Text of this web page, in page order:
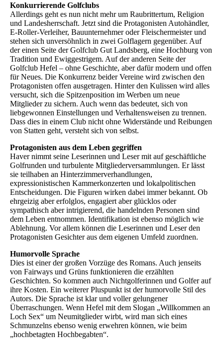
Konkurrierende Golfclubs
Allerdings geht es nun nicht mehr um Raubrittertum, Religion
und Landesherrschaft. Jetzt sind die Protagonisten Autohändler,
E-Roller-Verleiher, Bauunternehmer oder Fleischermeister und
stehen sich unversöhnlich in zwei Golflagern gegenüber. Auf
der einen Seite der Golfclub Gut Landsberg, eine Hochburg von
Tradition und Ewiggestrigem. Auf der anderen Seite der
Golfclub Hefel – ohne Geschichte, aber dafür modern und offen
für Neues. Die Konkurrenz beider Vereine wird zwischen den
Protagonisten offen ausgetragen. Hinter den Kulissen wird alles
versucht, sich die Spitzenposition im Werben um neue
Mitglieder zu sichern. Auch wenn das bedeutet, sich von
liebgewonnen Einstellungen und Verhaltensweisen zu trennen.
Dass dies in einem Club nicht ohne Widerstände und Reibungen
von Statten geht, versteht sich von selbst.
Protagonisten aus dem Leben gegriffen
Haver nimmt seine Leserinnen und Leser mit auf geschäftliche
Golfrunden und turbulente Mitgliederversammlungen. Er lässt
sie teilhaben an Hinterzimmerverhandlungen,
expressionistischen Kammerkonzerten und lokalpolitischen
Entscheidungen. Die Figuren wirken dabei immer bekannt. Ob
ehrgeizig aber erfolglos, engagiert aber glücklos oder
sympathisch aber intrigierend, die handelnden Personen sind
dem Leben entnommen. Identifikation ist ebenso möglich wie
Ablehnung. Vor allem können die Leserinnen und Leser den
Protagonisten Gesichter aus dem eigenen Umfeld zuordnen.
Humorvolle Sprache
Dies ist einer der großen Vorzüge des Romans. Auch jenseits
von Fairways und Grüns funktionieren die erzählten
Geschichten. So kommen auch Nichtgolferinnen und Golfer auf
ihre Kosten. Ein weiterer Pluspunkt ist der humorvolle Stil des
Autors. Die Sprache ist klar und voller gelungener
Überraschungen. Wenn Hefel mit dem Slogan „Willkommen an
Loch Sex“ um Neumitglieder wirbt, wird man sich eines
Schmunzelns ebenso wenig erwehren können, wie beim
„hochbetagten Hochbegabten“.